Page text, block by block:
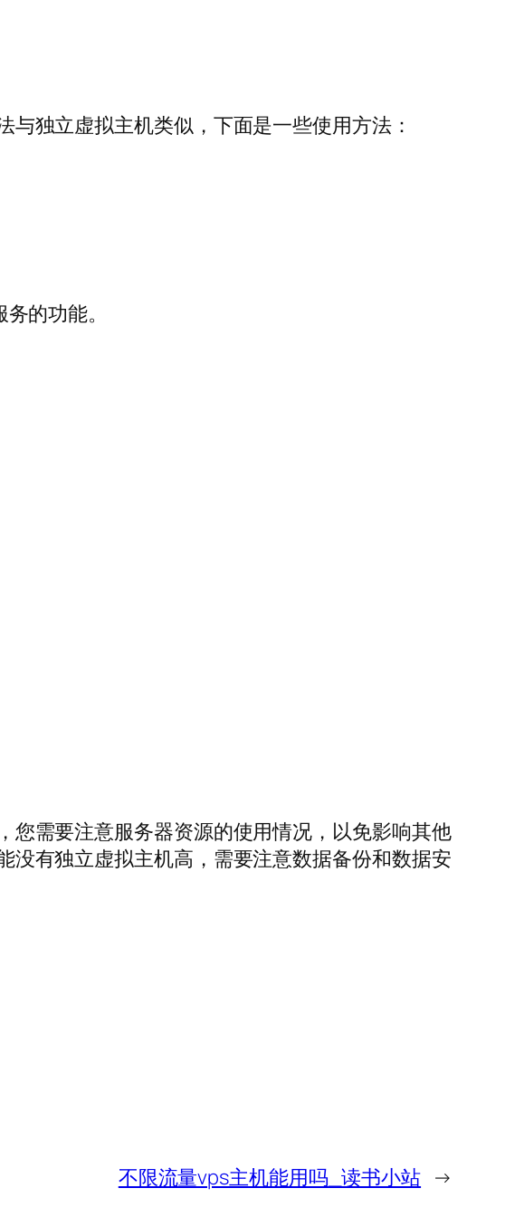
独立虚拟主机类似，下面是一些使用方法：
的功能。
需要注意服务器资源的使用情况，以免影响其他
没有独立虚拟主机高，需要注意数据备份和数据安
不限流量vps主机能用吗_读书小站 →